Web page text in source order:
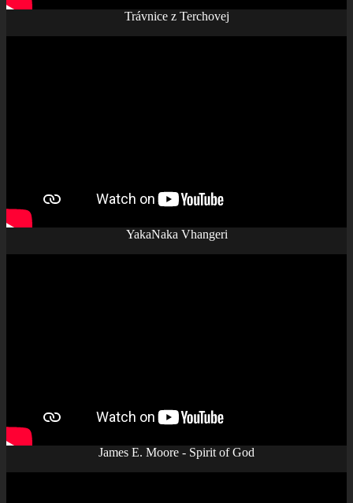
Trávnice z Terchovej
YakaNaka Vhangeri
James E. Moore - Spirit of God